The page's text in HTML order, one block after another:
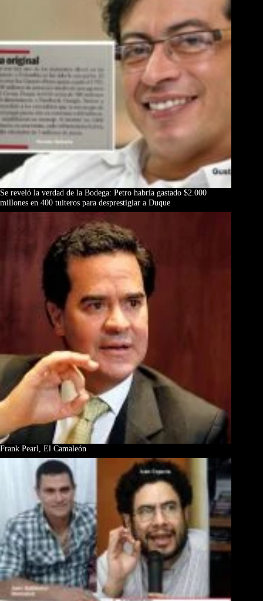
Se reveló la verdad de la Bodega: Petro habría gastado $2.000
millones en 400 tuiteros para desprestigiar a Duque
Frank Pearl, El Camaleón